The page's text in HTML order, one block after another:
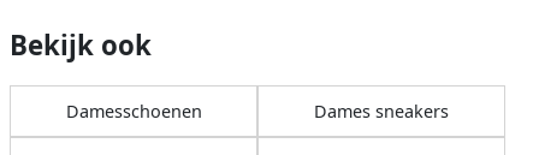
Bekijk ook
Damesschoenen Dames sneakers